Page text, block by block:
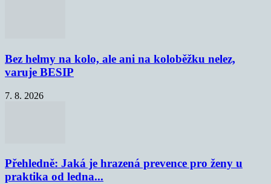
Bez helmy na kolo, ale ani na koloběžku nelez,
varuje BESIP
7. 8. 2026
Přehledně: Jaká je hrazená prevence pro ženy u
praktika od ledna...